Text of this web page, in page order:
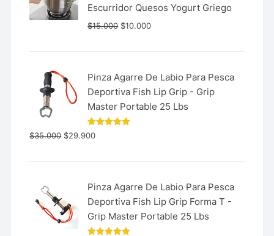
Escurridor Quesos Yogurt Griego
$15.000 $10.000
Pinza Agarre De Labio Para Pesca
Deportiva Fish Lip Grip - Grip
Master Portable 25 Lbs
Valorado
con
$35.000 $29.900
Pinza Agarre De Labio Para Pesca
Deportiva Fish Lip Grip Forma T -
Grip Master Portable 25 Lbs